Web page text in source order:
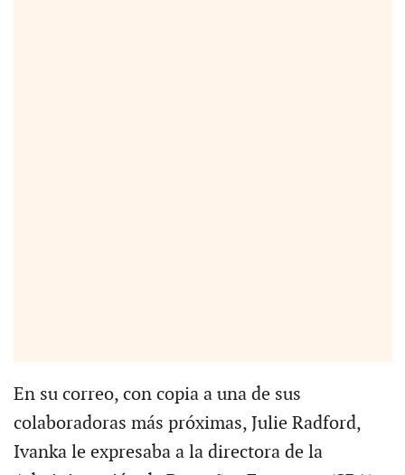
En su correo, con copia a una de sus
colaboradoras más próximas, Julie Radford,
Ivanka le expresaba a la directora de la